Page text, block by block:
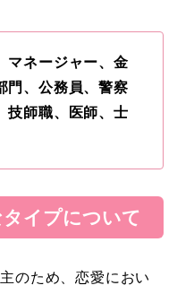
マネージャー、金
門、公務員、警察
技師職、医師、士
イプについて
のため、恋愛におい